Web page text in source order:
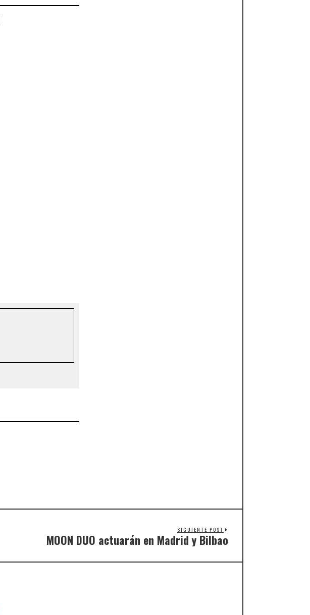
SIGUIENTE POST
MOON DUO actuarán en Madrid y Bilbao